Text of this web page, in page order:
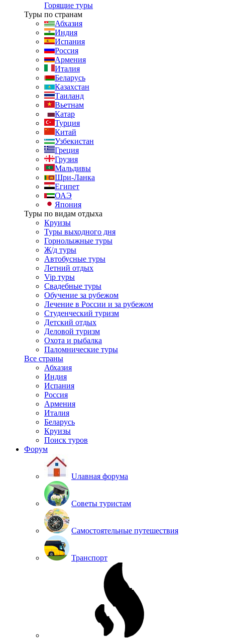
Горящие туры
Туры по странам
Абхазия
Индия
Испания
Россия
Армения
Италия
Беларусь
Казахстан
Таиланд
Вьетнам
Катар
Турция
Китай
Узбекистан
Греция
Грузия
Мальдивы
Шри-Ланка
Египет
ОАЭ
Япония
Туры по видам отдыха
Круизы
Туры выходного дня
Горнолыжные туры
Ж/д туры
Автобусные туры
Летний отдых
Vip туры
Свадебные туры
Обучение за рубежом
Лечение в России и за рубежом
Студенческий туризм
Детский отдых
Деловой туризм
Охота и рыбалка
Паломнические туры
Все страны
Абхазия
Индия
Испания
Россия
Армения
Италия
Беларусь
Круизы
Поиск туров
Форум
Uлавная форума
Советы туристам
Самостоятельные путешествия
Транспорт